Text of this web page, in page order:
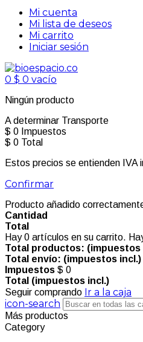
Mi cuenta
Mi lista de deseos
Mi carrito
Iniciar sesión
0 $ 0 vacío
Ningún producto
A determinar Transporte
$ 0 Impuestos
$ 0 Total
Estos precios se entienden IVA
Confirmar
Producto añadido
Cantidad
Total
Hay0 artículos en su carrito.
Total productos: (impuestos
Total envío: (impuestos incl.)
Impuestos $ 0
Total (impuestos incl.)
Seguir comprando Ir a la caja
icon-search
Más productos
Category